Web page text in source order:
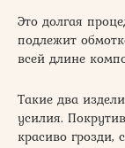
Это долгая
подлежит
всей длине
Такие два
усилия.
красиво грозди,